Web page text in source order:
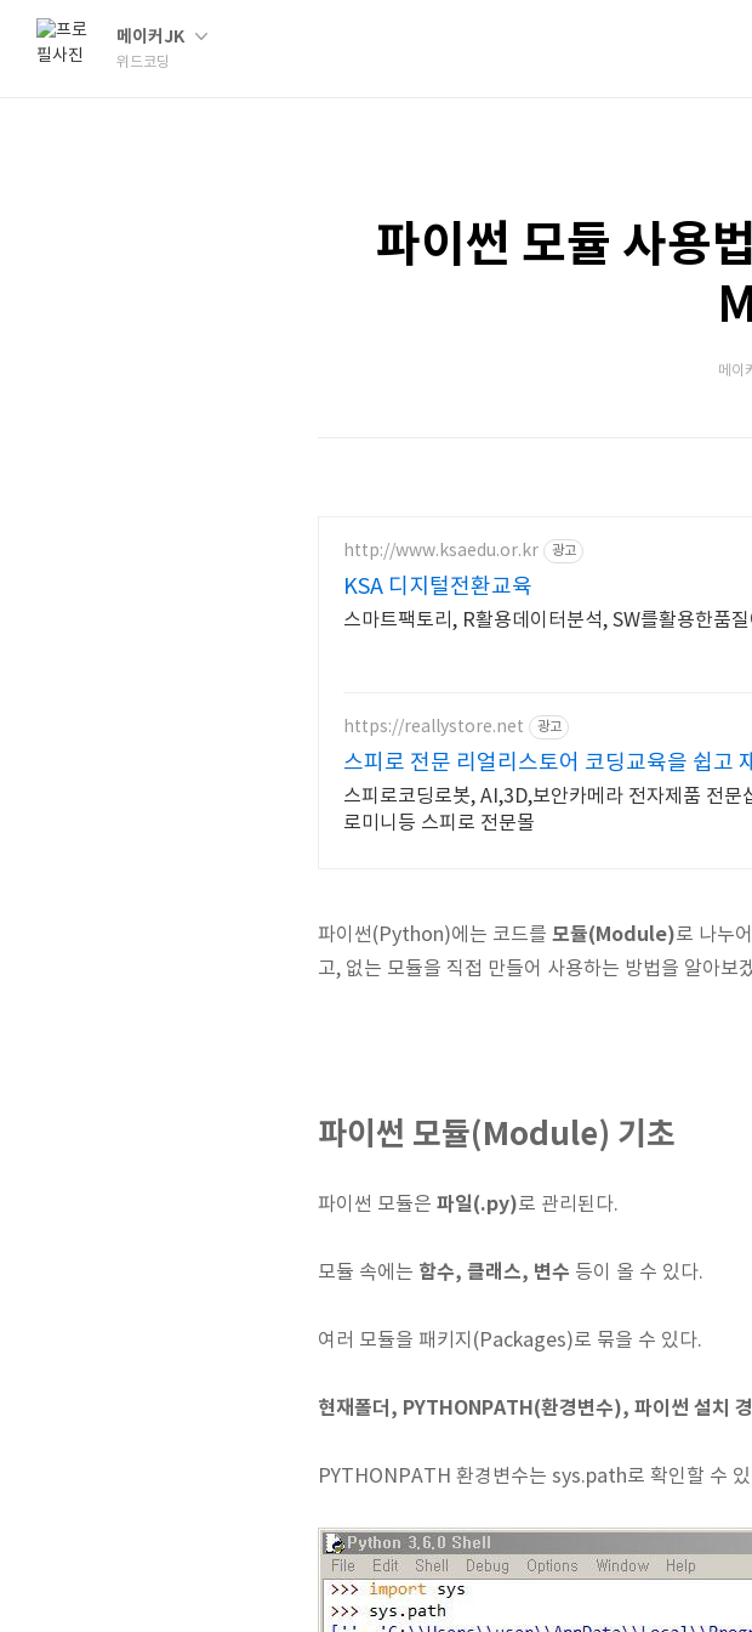
메이커JK
위드코딩
파이썬 모듈 사용
메이
http://www.ksaedu.or.kr 광고
KSA 디지털전환교육
스마트팩토리, R활용데이터분석, SW를활용한품
https://reallystore.net 광고
스피로 전문 리얼리스토어 코딩교육을 쉽고
스피로코딩로봇, AI,3D,보안카메라 전자제품 전문
로미니등 스피로 전문몰
파이썬(Python)에는 코드를 모듈(Module)로 나누
고, 없는 모듈을 직접 만들어 사용하는 방법을 알아보
파이썬 모듈(Module) 기초
파이썬 모듈은 파일(.py)로 관리된다.
모듈 속에는 함수, 클래스, 변수 등이 올 수 있다.
여러 모듈을 패키지(Packages)로 묶을 수 있다.
현재폴더, PYTHONPATH(환경변수), 파이썬 설치
PYTHONPATH 환경변수는 sys.path로 확인할 수